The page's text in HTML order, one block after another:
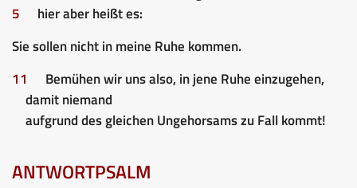
5
hier aber heißt es:
Sie sollen nicht in meine Ruhe kommen.
11
Bemühen wir uns also, in jene Ruhe einzugehen,
damit niemand
aufgrund des gleichen Ungehorsams zu Fall kommt!
ANTWORTPSALM